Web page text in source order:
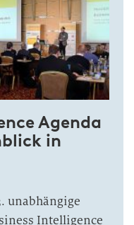
Agenda
in
unabhängige
Intelligence